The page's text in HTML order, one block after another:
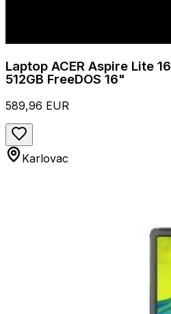
Laptop ACER Aspire Lite 16 Intel C5-120U 16GB
512GB FreeDOS 16"
589,96 EUR
Karlovac